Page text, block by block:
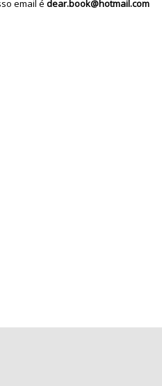
email édear.book@hotmail.com